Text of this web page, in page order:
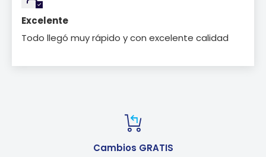
Excelente
Todo llegó muy rápido y con excelente calidad
Cambios GRATIS